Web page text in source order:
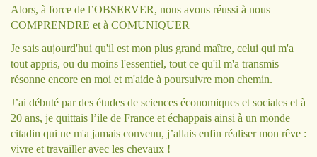
Alors, à force de l’OBSERVER, nous avons réussi à nous
COMPRENDRE et à COMUNIQUER
Je sais aujourd'hui qu'il est mon plus grand maître, celui qui m'a
tout appris, ou du moins l'essentiel, tout ce qu'il m'a transmis
résonne encore en moi et m'aide à poursuivre mon chemin.
J’ai débuté par des études de sciences économiques et sociales et à
20 ans, je quittais l’ile de France et échappais ainsi à un monde
citadin qui ne m'a jamais convenu, j’allais enfin réaliser mon rêve :
vivre et travailler avec les chevaux !